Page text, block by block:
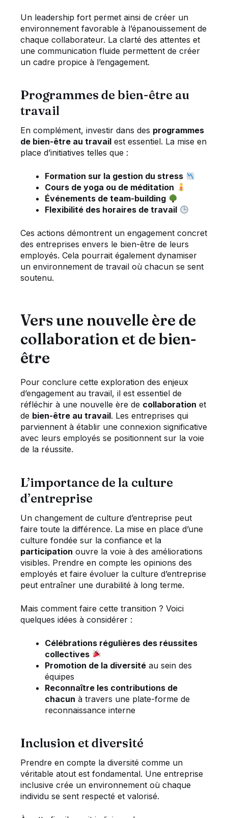
Un leadership fort permet ainsi de créer un
environnement favorable à l’épanouissement de
chaque collaborateur. La clarté des attentes et
une communication fluide permettent de créer
un cadre propice à l’engagement.
Programmes de bien-être au
travail
En complément, investir dans des programmes
de bien-être au travail est essentiel. La mise en
place d’initiatives telles que :
Formation sur la gestion du stress
Cours de yoga ou de méditation
Événements de team-building
Flexibilité des horaires de travail
Ces actions démontrent un engagement concret
des entreprises envers le bien-être de leurs
employés. Cela pourrait également dynamiser
un environnement de travail où chacun se sent
soutenu.
Vers une nouvelle ère de
collaboration et de bien-
être
Pour conclure cette exploration des enjeux
d’engagement au travail, il est essentiel de
réfléchir à une nouvelle ère de collaboration et
de bien-être au travail. Les entreprises qui
parviennent à établir une connexion significative
avec leurs employés se positionnent sur la voie
de la réussite.
L’importance de la culture
d’entreprise
Un changement de culture d’entreprise peut
faire toute la différence. La mise en place d’une
culture fondée sur la confiance et la
participation ouvre la voie à des améliorations
visibles. Prendre en compte les opinions des
employés et faire évoluer la culture d’entreprise
peut entraîner une durabilité à long terme.
Mais comment faire cette transition ? Voici
quelques idées à considérer :
Célébrations régulières des réussites
collectives
Promotion de la diversité au sein des
équipes
Reconnaître les contributions de
chacun à travers une plate-forme de
reconnaissance interne
Inclusion et diversité
Prendre en compte la diversité comme un
véritable atout est fondamental. Une entreprise
inclusive crée un environnement où chaque
individu se sent respecté et valorisé.